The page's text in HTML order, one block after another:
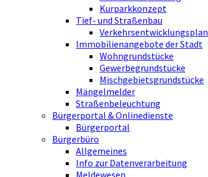
Kurparkkonzept
Tief- und Straßenbau
Verkehrsentwicklungsplan
Immobilienangebote der Stadt
Wohngrundstücke
Gewerbegrundstücke
Mischgebietsgrundstücke
Mängelmelder
Straßenbeleuchtung
Bürgerportal & Onlinedienste
Bürgerportal
Bürgerbüro
Allgemeines
Info zur Datenverarbeitung
Meldewesen